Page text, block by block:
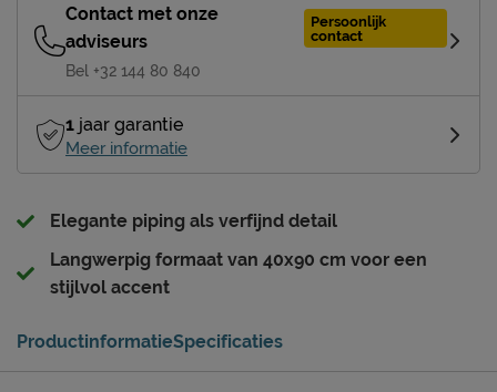
Contact met onze
adviseurs
Persoonlijk
contact
Bel +32 144 80 840
1 jaar garantie
Meer informatie
Elegante piping als verfijnd detail
Langwerpig formaat van 40x90 cm voor een
stijlvol accent
ProductinformatieSpecificaties